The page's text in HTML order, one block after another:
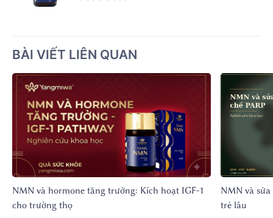
BÀI VIẾT LIÊN QUAN
NMN và hormone tăng trưởng: Kích hoạt IGF-1
cho trường thọ
NMN và sửa
trẻ lâu